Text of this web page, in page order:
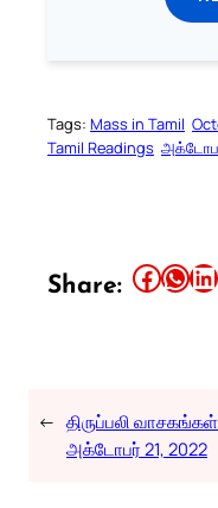
Tags: Mass in Tamil
Tamil Readings
Share: Share this article on Facebook Share this article on WhatsApp Share this article on LinkedIn
← திருப்பலி
அக்டோபர் 21, 2022